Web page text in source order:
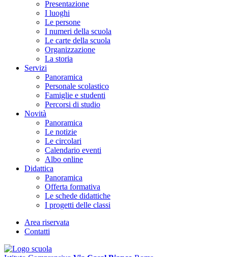
Presentazione
I luoghi
Le persone
I numeri della scuola
Le carte della scuola
Organizzazione
La storia
Servizi
Panoramica
Personale scolastico
Famiglie e studenti
Percorsi di studio
Novità
Panoramica
Le notizie
Le circolari
Calendario eventi
Albo online
Didattica
Panoramica
Offerta formativa
Le schede didattiche
I progetti delle classi
Area riservata
Contatti